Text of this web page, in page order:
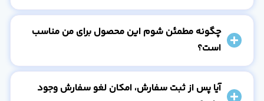
چگونه مطمئن شوم این محصول برای من مناسب
است؟
آیا پس از ثبت سفارش، امکان لغو سفارش وجود